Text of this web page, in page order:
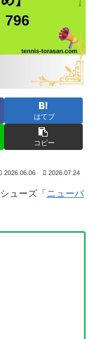
はてブ
コピー
2026.06.06 2026.07.24
ューズ「 ニューバ